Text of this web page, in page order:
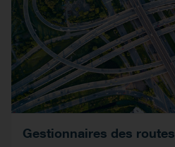
Gestionnaires des routes